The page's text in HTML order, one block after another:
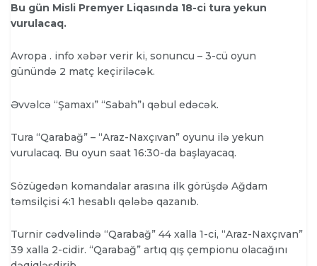
Bu gün Misli Premyer Liqasında 18-ci tura yekun
vurulacaq.
Avropa . info xəbər verir ki, sonuncu – 3-cü oyun
günündə 2 matç keçiriləcək.
Əvvəlcə “Şamaxı” “Sabah”ı qəbul edəcək.
Tura “Qarabağ” – “Araz-Naxçıvan” oyunu ilə yekun
vurulacaq. Bu oyun saat 16:30-da başlayacaq.
Sözügedən komandalar arasına ilk görüşdə Ağdam
təmsilçisi 4:1 hesablı qələbə qazanıb.
Turnir cədvəlində “Qarabağ” 44 xalla 1-ci, “Araz-Naxçıvan”
39 xalla 2-cidir. “Qarabağ” artıq qış çempionu olacağını